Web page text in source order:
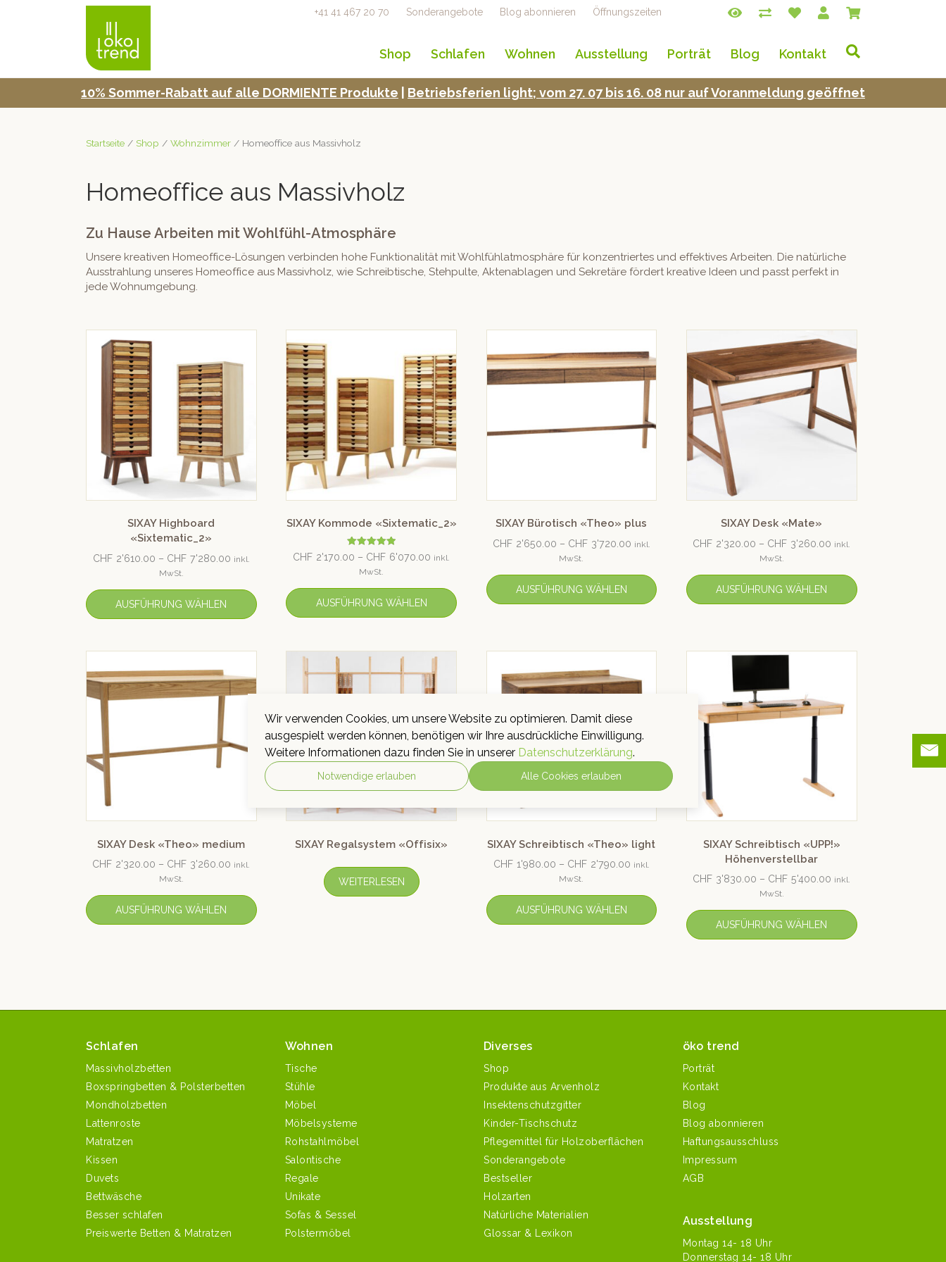
+41 41 467 20 70 Sonderangebote Blog abonnieren Öffnungszeiten
Shop Schlafen Wohnen Ausstellung Porträt Blog Kontakt
10% Som­mer-Rabatt auf alle DORMIENTE Pro­duk­te Betrieb­s­fe­rien light; vom 27. 07 bis 16. 08 nur auf Voran­mel­dung geöffnet
Startseite / Shop / Wohnzimmer / Homeoffice aus Massivholz
Homeoffice aus Massivholz
Zu Hause Arbeiten mit Wohlfühl-Atmosphäre
Unsere kreativ­en Home­of­fice-Lösun­gen verbinden hohe Funk­tion­al­ität mit Wohlfüh­lat­mo­sphäre für konzen­tri­ertes und effek­tives Arbeit­en. Die natür­liche
Ausstrahlung unseres Home­of­fice aus Mas­sivholz, wie Schreibtis­che, Steh­pulte, Akten­abla­gen und Sekretäre fördert kreative Ideen und passt per­fekt in
jede Wohnumgebung.
SIXAY Highboard
«Sixtematic_2»
CHF 2'610.00 – CHF 7'280.00 inkl.
MwSt.
AUSFÜHRUNG WÄHLEN
SIXAY Kommode «Sixtematic_2»
Bewertet mit
5.00
von 5
CHF 2'170.00 – CHF 6'070.00 inkl.
MwSt.
AUSFÜHRUNG WÄHLEN
SIXAY Bürotisch «Theo» plus
CHF 2'650.00 – CHF 3'720.00 inkl.
MwSt.
AUSFÜHRUNG WÄHLEN
SIXAY Desk «Mate»
CHF 2'320.00 – CHF 3'260.00 inkl.
MwSt.
AUSFÜHRUNG WÄHLEN
SIXAY Desk «Theo» medium
CHF 2'320.00 – CHF 3'260.00 inkl.
MwSt.
AUSFÜHRUNG WÄHLEN
SIXAY Regalsystem «Offisix»
WEITERLESEN
SIXAY Schreibtisch «Theo» light
CHF 1'980.00 – CHF 2'790.00 inkl.
MwSt.
AUSFÜHRUNG WÄHLEN
SIXAY Schreibtisch «UPP!»
Höhenverstellbar
CHF 3'830.00 – CHF 5'400.00 inkl.
MwSt.
AUSFÜHRUNG WÄHLEN
Schlafen
Massivholzbetten
Boxspringbetten & Polsterbetten
Mondholzbetten
Lattenroste
Matratzen
Kissen
Duvets
Bettwäsche
Besser schlafen
Preiswerte Betten & Matratzen
Wohnen
Tische
Stühle
Möbel
Möbelsysteme
Rohstahlmöbel
Salontische
Regale
Unikate
Sofas & Sessel
Polstermöbel
Diverses
Shop
Produkte aus Arvenholz
Insektenschutzgitter
Kinder-Tischschutz
Pflegemittel für Holzoberflächen
Sonderangebote
Bestseller
Holzarten
Natürliche Materialien
Glossar & Lexikon
öko trend
Porträt
Kontakt
Blog
Blog abonnieren
Haftungsausschluss
Impressum
AGB
Ausstellung
Mon­tag 14- 18 Uhr
Don­ner­stag 14- 18 Uhr
Wir verwenden Cookies, um unsere Website zu optimieren. Damit diese
ausgespielt werden können, benötigen wir Ihre ausdrückliche Einwilligung.
Weitere Informationen dazu finden Sie in unserer Datenschutzerklärung.
Notwendige erlauben Alle Cookies erlauben